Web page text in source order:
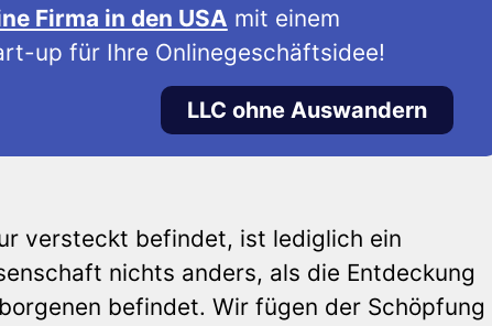
Firma in den USA mit einem
up für Ihre Onlinegeschäftsidee!
LLC ohne Auswandern
versteckt befindet, ist lediglich ein
nichts anders, als die Entdeckung
befindet. Wir fügen der Schöpfung